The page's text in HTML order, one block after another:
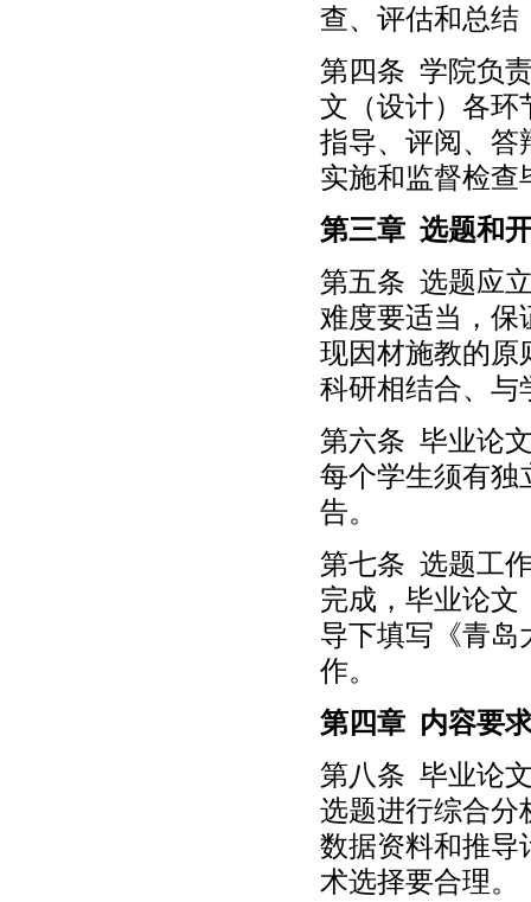
查、评估和总结
第四条 学院负
文（设计）各环
指导、评阅、答
实施和监督检查
第三章 选题和
第五条 选题应
难度要适当，保
现因材施教的原
科研相结合、与
第六条 毕业论
每个学生须有独
告。
第七条 选题工
完成，毕业论文
导下填写《青岛
作。
第四章 内容要
第八条 毕业论
选题进行综合分
数据资料和推导
术选择要合理。